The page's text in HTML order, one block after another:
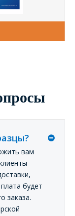
вам
будет
заказа.